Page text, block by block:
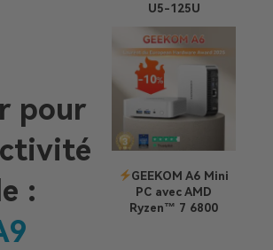
pour
:
U5-125U
GEEKOM A6 Mini
PC avec AMD
Ryzen™ 7 6800